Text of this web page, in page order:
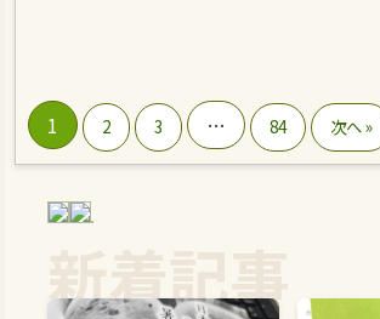
1 2 3 … 84 次へ »
新着記事